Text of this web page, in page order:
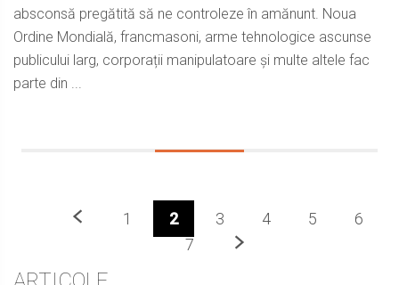
absconsă pregătită să ne controleze în amănunt. Noua
Ordine Mondială, francmasoni, arme tehnologice ascunse
publicului larg, corporații manipulatoare și multe altele fac
parte din ...
Previous
1 2 3 4 5
6
7
Next